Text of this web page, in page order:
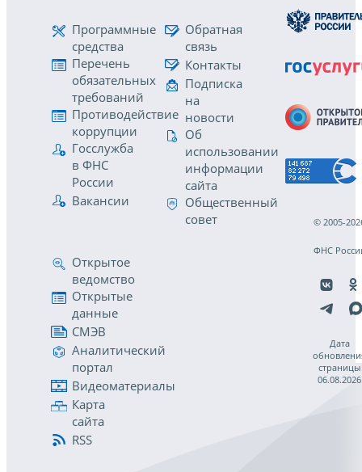
Программные
средства
Перечень
обязательных
требований
Противодействие
коррупции
Госслужба
в ФНС
России
Вакансии
Обратная
связь
Контакты
Подписка
на
новости
Об
использовании
информации
сайта
Общественный
совет
Открытое
ведомство
Открытые
данные
СМЭВ
Аналитический
портал
Видеоматериалы
Карта
сайта
RSS
© 2005-
ФНС
Дата
страницы
06.08.2026